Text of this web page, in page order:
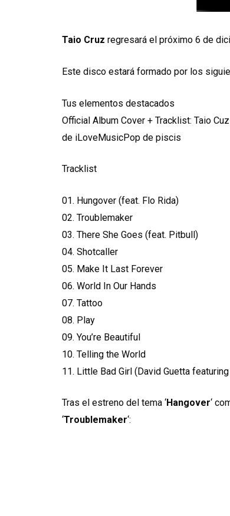
Taio Cruz regresará el próximo 6 de
Este disco estará formado por los
Tus elementos destacados
Official Album Cover + Tracklist: Taio Cuz
de iLoveMusicPop de piscis
Tracklist
01. Hungover (feat. Flo Rida)
02. Troublemaker
03. There She Goes (feat. Pitbull)
04. Shotcaller
05. Make It Last Forever
06. World In Our Hands
07. Tattoo
08. Play
09. You’re Beautiful
10. Telling the World
11. Little Bad Girl (David Guetta
Tras el estreno del tema ‘Hangover‘
‘Troublemaker‘: